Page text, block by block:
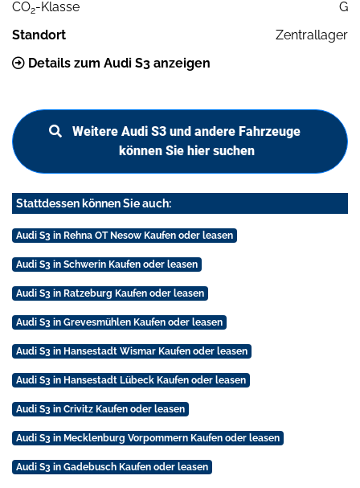
CO2-Klasse
G
Standort
Zentrallager
Details zum Audi S3 anzeigen
Weitere Audi S3 und andere Fahrzeuge
können Sie hier suchen
Stattdessen können Sie auch:
Audi S3 in Rehna OT Nesow Kaufen oder leasen
Audi S3 in Schwerin Kaufen oder leasen
Audi S3 in Ratzeburg Kaufen oder leasen
Audi S3 in Grevesmühlen Kaufen oder leasen
Audi S3 in Hansestadt Wismar Kaufen oder leasen
Audi S3 in Hansestadt Lübeck Kaufen oder leasen
Audi S3 in Crivitz Kaufen oder leasen
Audi S3 in Mecklenburg Vorpommern Kaufen oder leasen
Audi S3 in Gadebusch Kaufen oder leasen